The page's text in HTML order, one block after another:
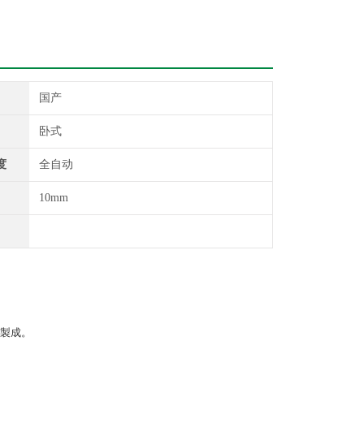
国产
卧式
全自动
10mm
成。